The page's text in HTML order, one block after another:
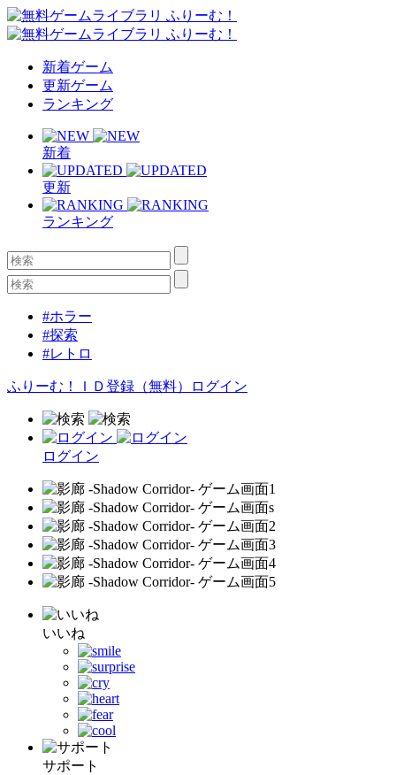
新着ゲーム
更新ゲーム
ランキング
新着
更新
ランキング
#ホラー
#探索
#レトロ
ふりーむ！ＩＤ登録（無料） ログイン
ログイン
いいね
サポート